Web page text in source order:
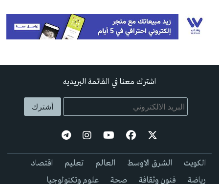
اشترك معنا في القائمة البريديه
الكويت الشرق الاوسط العالم تعليم
اقتصاد
رياضة
فنون وثقافة صحة علوم وتكنولوجيا